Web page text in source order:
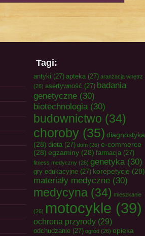
Tagi:
antyki (27) apteka (27) aranżacja wnętrz
(26) asertywność (27) badania
genetyczne (30)
biotechnologia(30)
budownictwo (34)
choroby (35) diagnostyka
(28) dieta (27) dom (26) e-commerce
(28) egzaminy (28) farmacja (27)
fitness medyczny (26) genetyka(30)
gry edukacyjne (27) korepetycje (28)
materiały medyczne (30)
medycyna (34) mieszkanie
(26) motocykle (39)
ochrona przyrody (29)
odchudzanie (27) ogród (26) opieka